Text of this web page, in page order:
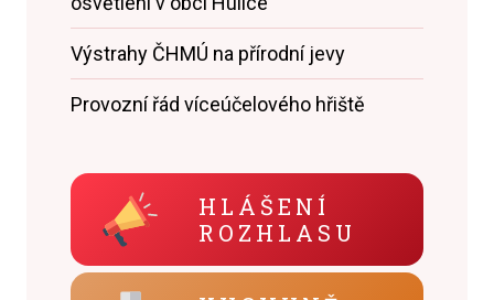
Výstrahy ČHMÚ na přírodní jevy
Provozní řád víceúčelového hřiště
HLÁŠENÍ
ROZHLASU